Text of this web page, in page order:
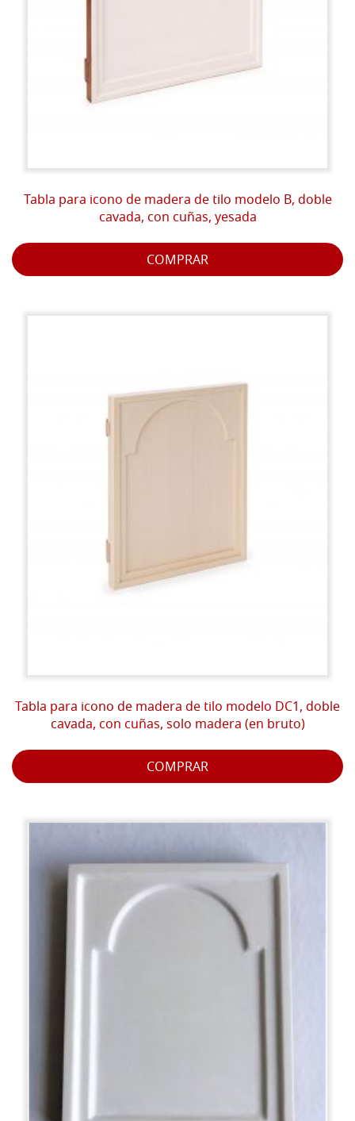
Tabla para icono de madera de tilo modelo B, doble
cavada, con cuñas, yesada
COMPRAR
Tabla para icono de madera de tilo modelo DC1, doble
cavada, con cuñas, solo madera (en bruto)
COMPRAR